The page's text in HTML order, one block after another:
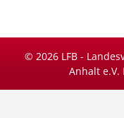
© 2026 LFB -
Anhalt e.V.